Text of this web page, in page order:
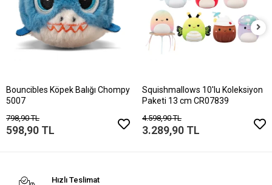
Bouncibles Köpek Balığı Chompy
5007
798,90 TL
598,90 TL
Squishmallows 10'lu Koleksiyon
Paketi 13 cm CR07839
4.598,90 TL
3.289,90 TL
Hızlı Teslimat